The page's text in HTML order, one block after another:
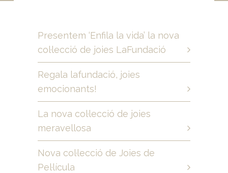
Presentem ‘Enfila la vida’ la nova
col·lecció de joies LaFundació
Regala lafundació, joies
emocionants!
La nova col·lecció de joies
meravellosa
Nova col·lecció de Joies de
Pel·lícula